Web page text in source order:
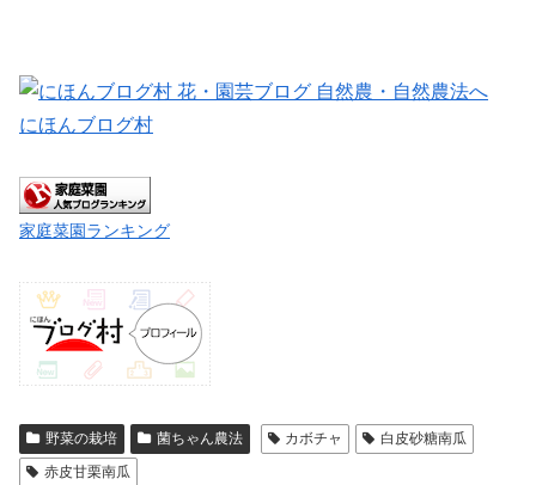
にほんブログ村
家庭菜園ランキング
野菜の栽培 菌ちゃん農法 カボチャ
白皮砂糖南瓜
赤皮甘栗南瓜